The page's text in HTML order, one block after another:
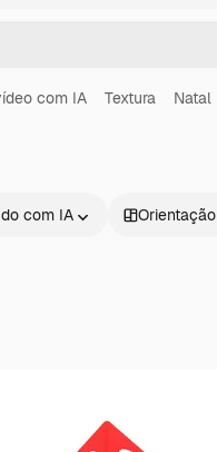
com IA Textura Natal
com IA Orientação